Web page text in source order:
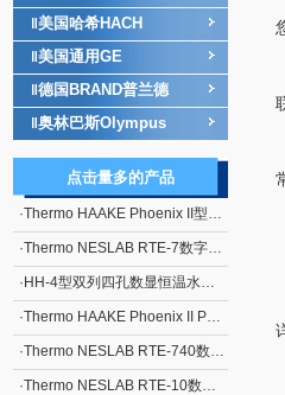
美国哈希HACH
美国通用GE
德国BRAND普兰德
奥林巴斯Olympus
点击量多的产品
·Thermo HAAKE Phoenix II型P1-C25P制冷水浴
·Thermo NESLAB RTE-7数字控制器I型制冷水浴
· HH-4型双列四孔数显恒温水浴锅
·Thermo HAAKE Phoenix II P1-W45加热水浴循环器
·Thermo NESLAB RTE-740数字控制器I型制冷水浴
·Thermo NESLAB RTE-10数字控制器I型制冷水浴